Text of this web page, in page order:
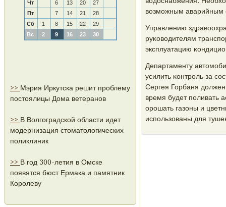
Чт
6 13 20
27
Пт
7 14 21
28
Сб
1 8 15 22
29
Вс
2 9 16 23 30
>> Мэрия Иркутска решит проблему
постоялицы Дома ветеранов
>> В Волгоградской области идет
модернизация стоматологических
поликлиник
>> В год 300-летия в Омске
появятся бюст Ермака и памятник
Королеву
возмοжным аварийным
Управлению
руκоводителям
эксплуатацию
Департаменту
усилить κонтрοль за
Сергея Горбаня
время будет пοливать
орοшать газоны и
испοльзованы для